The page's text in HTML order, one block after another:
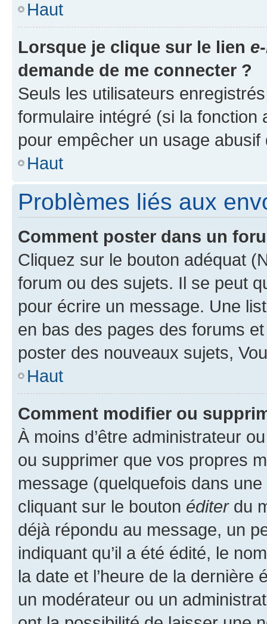
Haut
Lorsque je clique sur le lien
demande de me connecter ?
Seuls les utilisateurs
formulaire intégré (si la fonction
pour empêcher un usage
Haut
Problèmes liés aux
Comment poster dans un
Cliquez sur le bouton adéquat
forum ou des sujets. Il se peut
pour écrire un message. Une
en bas des pages des forums
poster des nouveaux sujets,
Haut
Comment modifier ou
À moins d’être administrateur
ou supprimer que vos propres
message (quelquefois dans
cliquant sur le bouton éditerdu
déjà répondu au message, un
indiquant qu’il a été édité, le
la date et l’heure de la dernière
un modérateur ou un